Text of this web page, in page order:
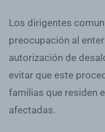
Los dirigentes
preocupación al
autorización de
evitar que este
familias que residen
afectadas.